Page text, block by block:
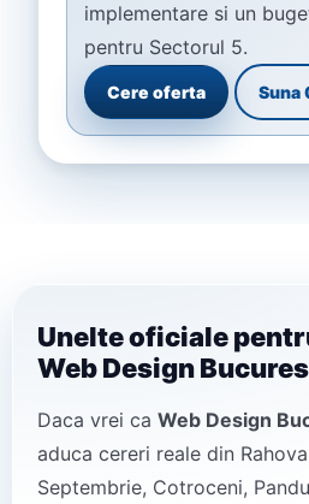
implementare si un
pentru Sectorul 5.
Cere oferta Suna
Unelte oficiale
Web Design
Daca vrei ca Web Design
aduca cereri reale din
Septembrie, Cotroceni,